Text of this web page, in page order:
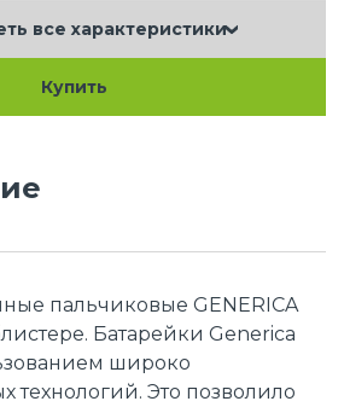
все характеристики
Купить
пальчиковые GENERICA
Батарейки Generica
широко
технологий. Это позволило